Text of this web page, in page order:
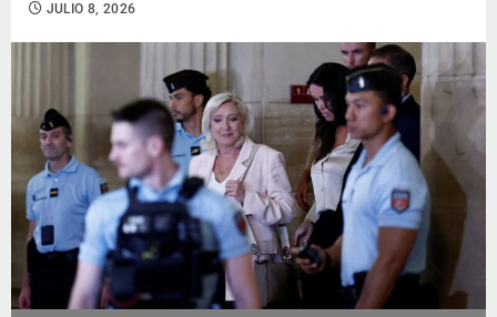
JULIO 8, 2026